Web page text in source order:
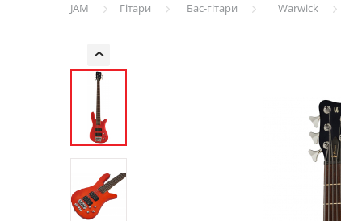
JAM Гітари Бас-гітари Warwick